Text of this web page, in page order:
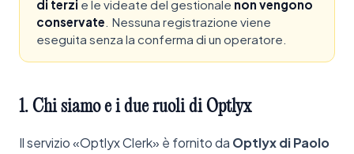
di terzi e le videate del gestionale non vengono
conservate . Nessuna registrazione viene
eseguita senza la conferma di un operatore.
1.ChisiamoeidueruolidiOptlyx
Il servizio «Optlyx Clerk» è fornito da Optlyx di Paolo